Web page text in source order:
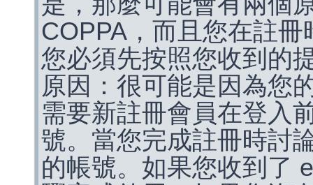
COPPA，而且您在註
您必須先按照您收到的
原因：很可能是因為您
需要新註冊會員在登入
號。當您完成註冊時討
的帳號。如果您收到了